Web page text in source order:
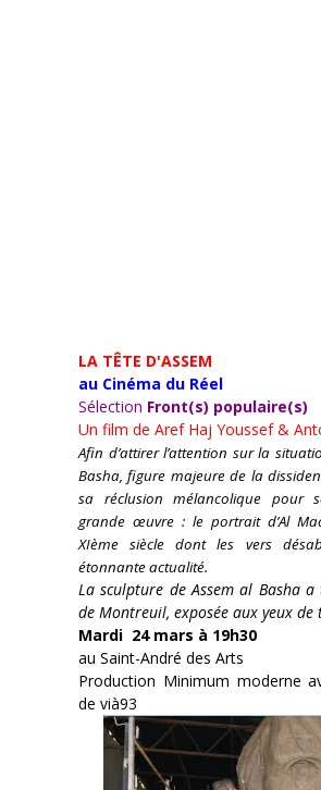
LA TÊTE D'ASSEM
au Cinéma du Réel
Sélection Front(s) populaire(s)
Un film de Aref Haj Youssef &
Afin d’attirer l’attention sur la
Basha, figure majeure de la
sa réclusion mélancolique pour
grande œuvre : le portrait d’Al
XIème siècle dont les vers
étonnante actualité.
La sculpture de Assem al Basha
de Montreuil, exposée aux yeux de
Mardi 24 mars à 19h30
au Saint-André des Arts
Production Minimum moderne
de vià93